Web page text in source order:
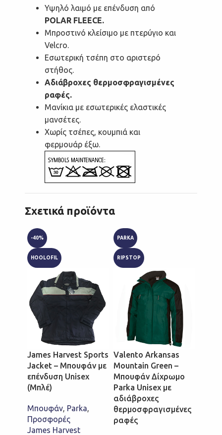
Υψηλό λαιμό με επένδυση από
POLAR FLEECE.
Μπροστινό κλείσιμο με πτερύγιο και
Velcro.
Εσωτερική τσέπη στο αριστερό
στήθος.
Αδιάβροχες θερμοσφραγισμένες
ραφές.
Μανίκια με εσωτερικές ελαστικές
μανσέτες.
Χωρίς τσέπες, κουμπιά και
φερμουάρ έξω.
Σχετικά προϊόντα
-40%
HOOLOFIL
James Harvest Sports
Jacket – Μπουφάν με
επένδυση Unisex
(Μπλέ)
Μπουφάν, Parka,
Προσφορές
James Harvest
PARKA
RIPSTOP
Valento Arkansas
Mountain Green –
Μπουφάν Δίχρωμο
Parka Unisex με
αδιάβροχες
θερμοσφραγισμένες
ραφές